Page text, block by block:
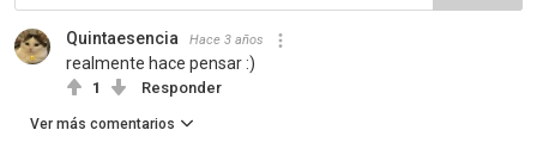
Quintaesencia Hace 3 años
realmente hace pensar :)
1 Responder
Ver más comentarios